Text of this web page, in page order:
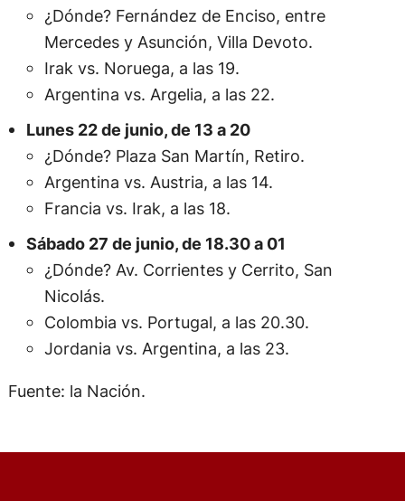
¿Dónde? Fernández de Enciso, entre
Mercedes y Asunción, Villa Devoto.
Irak vs. Noruega, a las 19.
Argentina vs. Argelia, a las 22.
Lunes 22 de junio, de 13 a 20
¿Dónde? Plaza San Martín, Retiro.
Argentina vs. Austria, a las 14.
Francia vs. Irak, a las 18.
Sábado 27 de junio, de 18.30 a 01
¿Dónde? Av. Corrientes y Cerrito, San
Nicolás.
Colombia vs. Portugal, a las 20.30.
Jordania vs. Argentina, a las 23.
Fuente: la Nación.